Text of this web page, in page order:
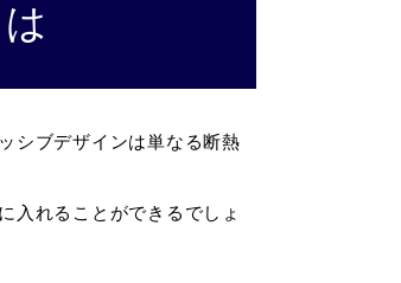
シブデザインは単なる断熱
入れることができるでしょ